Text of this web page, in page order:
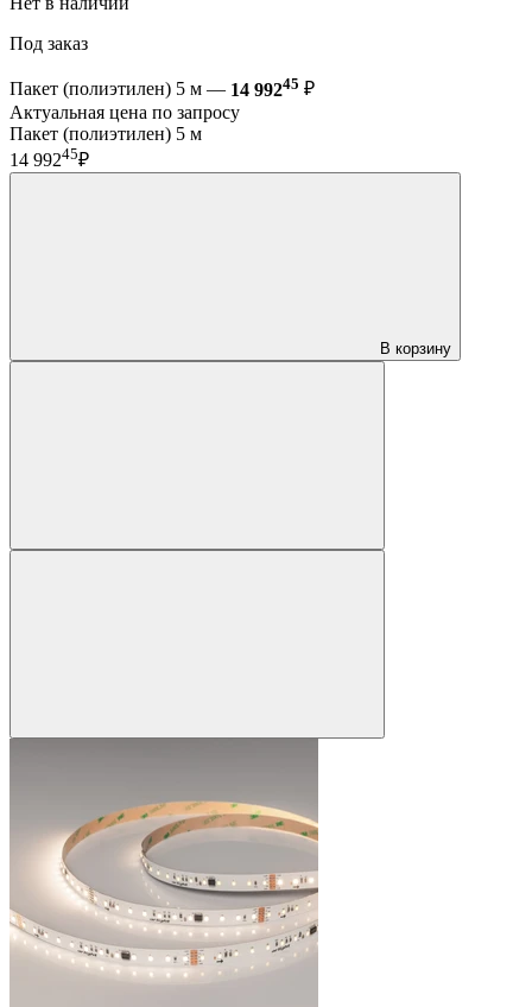
Под заказ
Пакет (полиэтилен) 5 м — 14 99245 ₽
Актуальная цена по запросу
Пакет (полиэтилен) 5 м
14 99245₽
В корзину